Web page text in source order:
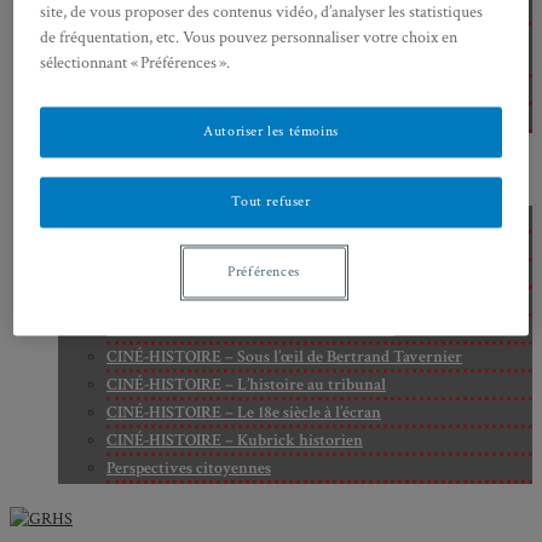
Cité
Axe 2 : Réputation, célébrité et popularité dans l’espace
public
CINÉ-HISTOIRE – La femme à la caméra
CINÉ-HISTOIRE – L’histoire comme chaos
CINÉ-HISTOIRE – Rome face à l’histoire
CINÉ-HISTOIRE – Sous l’œil de Bertrand Tavernier
CINÉ-HISTOIRE – L’histoire au tribunal
CINÉ-HISTOIRE – Le 18e siècle à l’écran
CINÉ-HISTOIRE – Kubrick historien
Perspectives citoyennes
site, de vous proposer des contenus vidéo, d’analyser les statistiques
de fréquentation, etc. Vous pouvez personnaliser votre choix en
sélectionnant « Préférences ».
Tout refuser
Autoriser les témoins
Préférences